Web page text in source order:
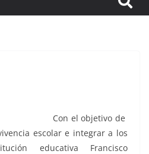
Con el objetivo de
escolar e integrar a los
educativa Francisco